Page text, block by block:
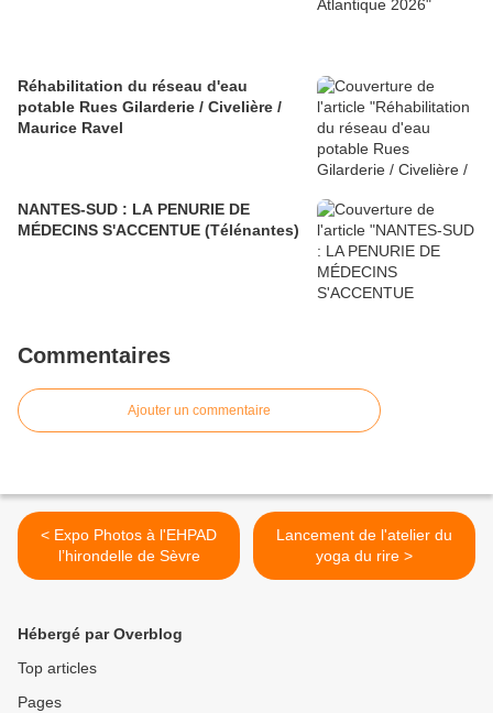
Réhabilitation du réseau d'eau
potable Rues Gilarderie / Civelière /
Maurice Ravel
NANTES-SUD : LA PENURIE DE
MÉDECINS S'ACCENTUE (Télénantes)
Commentaires
Ajouter un commentaire
< Expo Photos à l'EHPAD
l’hirondelle de Sèvre
Lancement de l'atelier du
yoga du rire >
Hébergé par Overblog
Top articles
Pages